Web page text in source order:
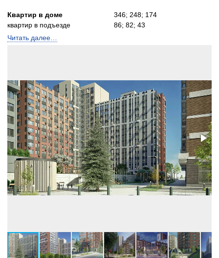
Квартир в доме
квартир в подъезде
Лифты
346; 248; 174
86; 82; 43
Застройщик: ООО СЗ ИСБ-НЕДВИЖИМОСТЬ
(ГК «География»)
Телефон консультанта:8 (3452) 53-88-10
• ВЫБРАТЬ КВАРТИРУ
Читать далее…